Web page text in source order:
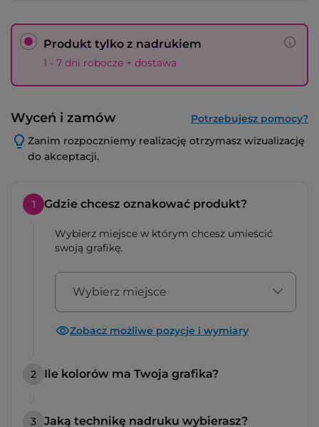
Produkt tylko z nadrukiem
1 - 7 dni robocze + dostawa
Wyceń i zamów
Potrzebujesz pomocy?
Zanim rozpoczniemy realizację otrzymasz wizualizację
do akceptacji.
1 Gdzie chcesz oznakować produkt?
Wybierz miejsce w którym chcesz umieścić
swoją grafikę.
Wybierz miejsce
Zobacz możliwe pozycje i wymiary
2 Ile kolorów ma Twoja grafika?
3 Jaką technikę nadruku wybierasz?